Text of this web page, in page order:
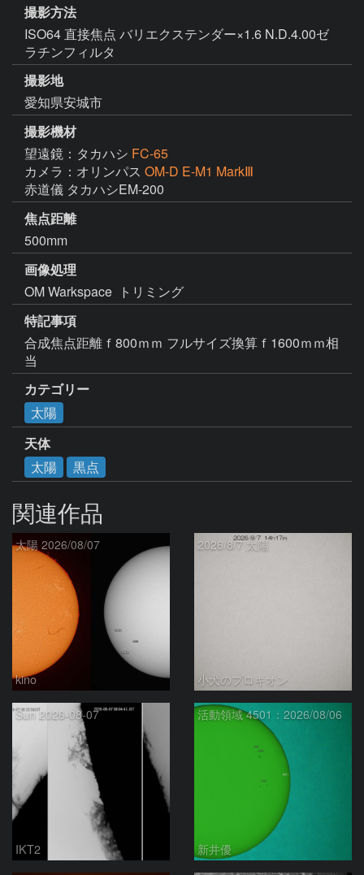
撮影方法
ISO64 直接焦点 バリエクステンダー×1.6 N.D.4.00ゼ
ラチンフィルタ
撮影地
愛知県安城市
撮影機材
望遠鏡：タカハシ FC-65
カメラ：オリンパス OM-D E-M1 MarkⅢ
赤道儀 タカハシEM-200
焦点距離
500mm
画像処理
特記事項
合成焦点距離ｆ800ｍｍ フルサイズ換算ｆ1600ｍｍ相
当
カテゴリー
太陽
天体
太陽
黒点
関連作品
太陽 2026/08/07
kino
2026/8/7 太陽
小犬のプロキオン
Sun 2026-08-07
IKT2
活動領域 4501：2026/08/06
新井優